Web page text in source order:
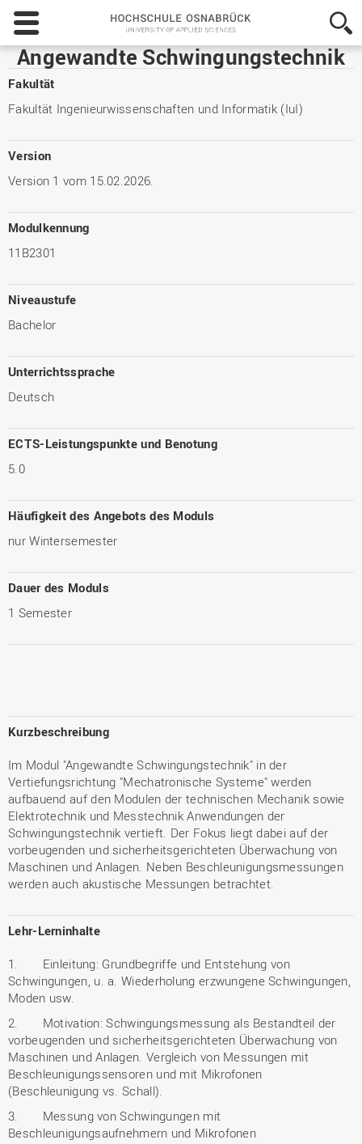
Hochschule
Osnabrück
-
University
Sciences
Angewandte Schwingungstechnik
Fakultät
Fakultät Ingenieurwissenschaften und Informatik (IuI)
Version
Version 1 vom 15.02.2026.
Modulkennung
11B2301
Niveaustufe
Bachelor
Unterrichtssprache
Deutsch
ECTS-Leistungspunkte und Benotung
5.0
Häufigkeit des Angebots des Moduls
nur Wintersemester
Dauer des Moduls
1 Semester
Kurzbeschreibung
Im Modul "Angewandte Schwingungstechnik" in der
Vertiefungsrichtung "Mechatronische Systeme" werden
aufbauend auf den Modulen der technischen Mechanik sowie
Elektrotechnik und Messtechnik Anwendungen der
Schwingungstechnik vertieft. Der Fokus liegt dabei auf der
vorbeugenden und sicherheitsgerichteten Überwachung von
Maschinen und Anlagen. Neben Beschleunigungsmessungen
werden auch akustische Messungen betrachtet.
Lehr-Lerninhalte
1. Einleitung: Grundbegriffe und Entstehung von
Schwingungen, u. a. Wiederholung erzwungene Schwingungen,
Moden usw.
2. Motivation: Schwingungsmessung als Bestandteil der
vorbeugenden und sicherheitsgerichteten Überwachung von
Maschinen und Anlagen. Vergleich von Messungen mit
Beschleunigungssensoren und mit Mikrofonen
(Beschleunigung vs. Schall).
3. Messung von Schwingungen mit
Beschleunigungsaufnehmern und Mikrofonen